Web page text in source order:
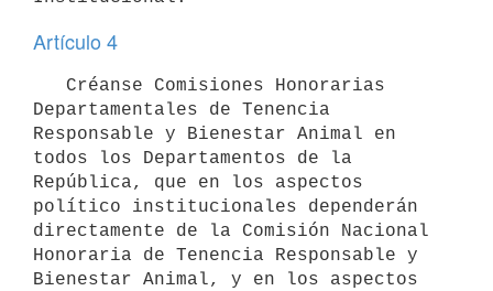
Artículo 4
Departamentales de Tenencia
Responsable y Bienestar Animal en
todos los Departamentos de la
República, que en los aspectos
político institucionales dependerán
directamente de la Comisión Nacional
Honoraria de Tenencia Responsable y
Bienestar Animal, y en los aspectos